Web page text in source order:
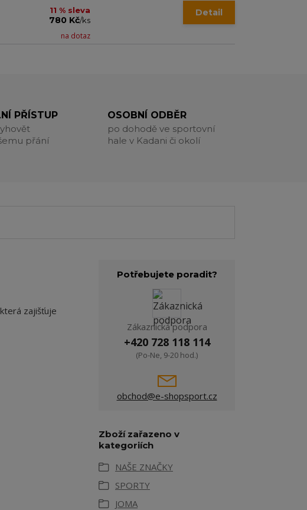
11 % sleva
780 Kč/ks
na dotaz
Detail
PŘÍSTUP
přání
OSOBNÍ ODBĚR
po dohodě ve sportovní
hale v Kadani či okolí
zajišťuje
Potřebujete poradit?
Zákaznická podpora
+420 728 118 114
(Po-Ne, 9-20 hod.)
obchod@e-shopsport.cz
Zboží zařazeno v
kategoriích
NAŠE ZNAČKY
SPORTY
JOMA